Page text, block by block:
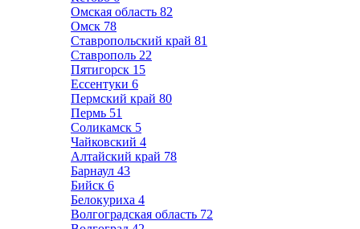
Омская область 82
Омск 78
Ставропольский край 81
Ставрополь 22
Пятигорск 15
Ессентуки 6
Пермский край 80
Пермь 51
Соликамск 5
Чайковский 4
Алтайский край 78
Барнаул 43
Бийск 6
Белокуриха 4
Волгоградская область 72